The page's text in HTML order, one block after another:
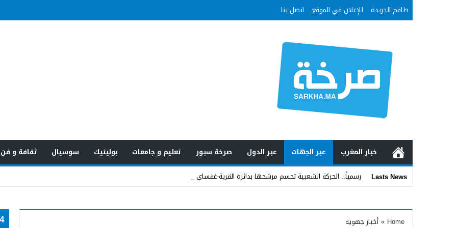
طاقم الجريدة للإعلان في الموقع اتصل بنا
خبار المغرب عبر الجهات عبر الدول صرخة سبور تعليم و جامعات بوليتيك سوسيال
ثقافة و فن
Lasts News
رسمياً.. الحركة الشعبية تحسم مرشحها بدائرة القرية-غفساي وتزكي الم _
Home
» أخبار جهوية